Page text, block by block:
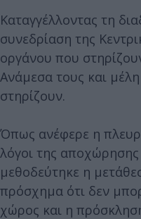
Καταγγέλλοντας τη
συνεδρίαση της
οργάνου που
Ανάμεσα τους και
στηρίζουν.
Όπως ανέφερε η
λόγοι της αποχώρησης
μεθοδεύτηκε η
πρόσχημα ότι δεν
χώρος και η